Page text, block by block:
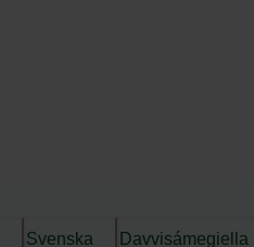
Svenska Davvisámegiella